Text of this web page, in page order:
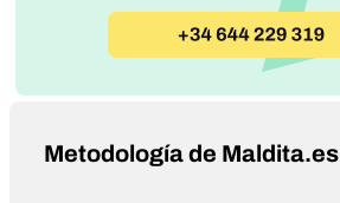
Metodología de Maldita.es